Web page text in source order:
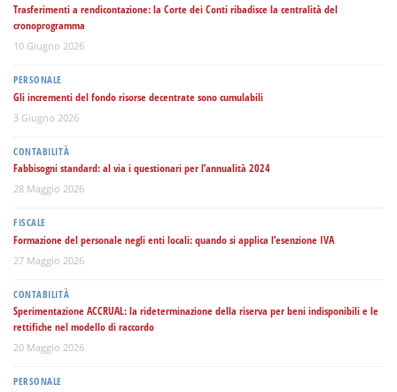
Trasferimenti a rendicontazione: la Corte dei Conti ribadisce la centralità del
cronoprogramma
10 Giugno 2026
PERSONALE
Gli incrementi del fondo risorse decentrate sono cumulabili
3 Giugno 2026
CONTABILITÀ
Fabbisogni standard: al via i questionari per l’annualità 2024
28 Maggio 2026
FISCALE
Formazione del personale negli enti locali: quando si applica l’esenzione IVA
27 Maggio 2026
CONTABILITÀ
Sperimentazione ACCRUAL: la rideterminazione della riserva per beni indisponibili e le
rettifiche nel modello di raccordo
20 Maggio 2026
PERSONALE